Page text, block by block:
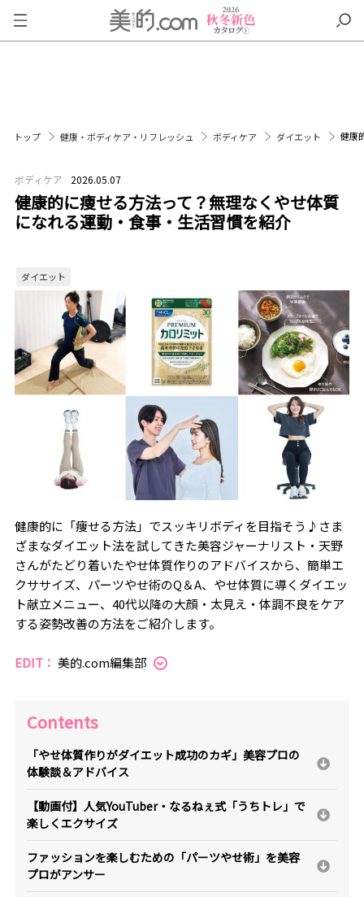
トップ 健康・ボディケア・リフレッシュ ボディケア ダイエット 健康
ボディケア 2026.05.07
健康的に痩せる方法って？無理なくやせ体質
になれる運動・食事・生活習慣を紹介
ダイエット
健康的に「痩せる方法」でスッキリボディを目指そう♪さま
ざまなダイエット法を試してきた美容ジャーナリスト・天野
さんがたどり着いたやせ体質作りのアドバイスから、簡単エ
クササイズ、パーツやせ術のQ＆A、やせ体質に導くダイエッ
ト献立メニュー、40代以降の大顔・太見え・体調不良をケア
する姿勢改善の方法をご紹介します。
EDIT： 美的.com編集部
Contents
「やせ体質作りがダイエット成功のカギ」美容プロの
体験談＆アドバイス
【動画付】人気YouTuber・なるねぇ式「うちトレ」で
楽しくエクサイズ
ファッションを楽しむための「パーツやせ術」を美容
プロがアンサー